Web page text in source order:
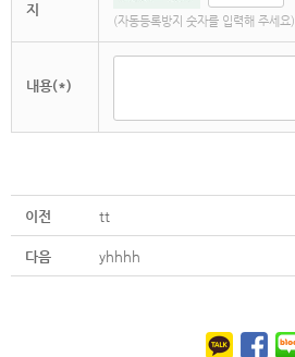
지
(자동등록방지 숫자를 입력해 주세요)
내용(*)
이전 tt
다음 yhhhh